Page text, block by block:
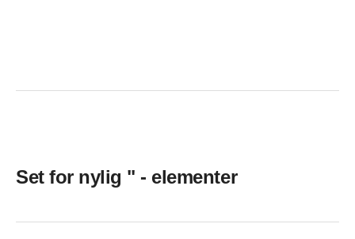
Set for nylig " - elementer